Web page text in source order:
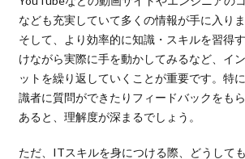
なども充実していて多くの情報が手に入りま
そして、より効率的に知識・スキルを習得
けながら実際に手を動かしてみるなど、イ
ットを繰り返していくことが重要です。特
識者に質問ができたりフィードバックをも
あると、理解度が深まるでしょう。
ただ、ITスキルを身につける際、どうして